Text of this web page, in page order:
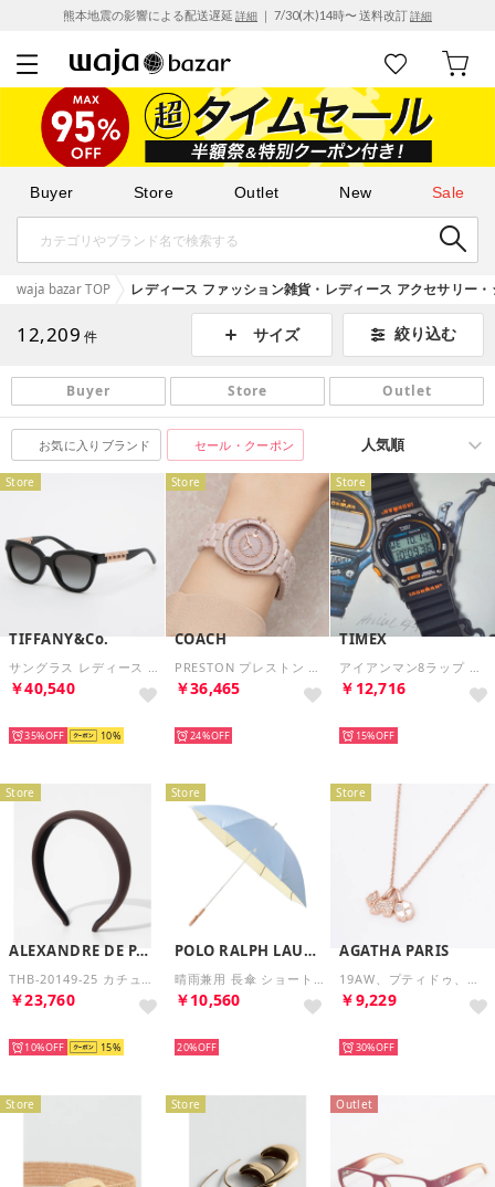
熊本地震の影響による配送遅延 詳細 ｜ 7/30(木)14時〜 送料改訂詳細
Buyer Store Outlet New Sale
waja bazar TOP レディース ファッション雑貨・レディース アクセサリー
12,209 件 サイズ 絞り込む
Buyer Store Outlet
お気に入りブランド セール・クーポン
Store
TIFFANY&Co.
￥40,540
35% 10
Store
COACH
￥36,465
24%
Store
TIMEX
￥12,716
15%
Store
ALEXANDRE DE PARIS
￥23,760
10% 15
Store
POLO RALPH LAUREN
￥10,560
20%
Store
AGATHA PARIS
￥9,229
30%
Store Store Outlet